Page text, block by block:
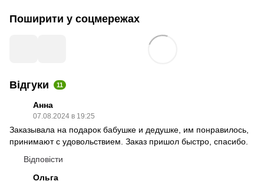
Поширити у соцмережах
Відгуки 11
Анна
07.08.2024 в 19:25
Заказывала на подарок бабушке и дедушке, им понравилось,
принимают с удовольствием. Заказ пришол быстро, спасибо.
Відповісти
Ольга